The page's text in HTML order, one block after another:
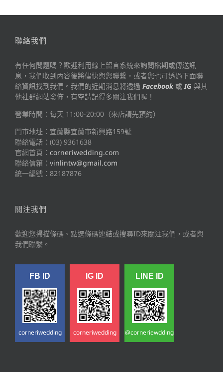
聯絡我們
有任何問題嗎？歡迎利用線上留言系統來詢問檔期或傳送訊
息，我們收到內容後將儘快與您聯繫，或者您也可透過下面聯
絡資訊找到我們。我們的近期消息將透過 Facebook或IG 與其
他社群網站發佈，有空請記得多關注我們喔！
營業時間：每天 11:00-20:00（來店請先預約）
門市地址：宜蘭縣宜蘭市新興路159號
聯絡電話：(03) 9361638
官網首頁： corneriwedding.com
聯絡信箱： vinlintw@gmail.com
統一編號：82187876
關注我們
歡迎您掃描條碼、點選條碼連結或搜尋ID來關注我們，或者與
我們聯繫。
FB ID
corneriwedding
IG ID
corneriwedding
LINE ID
@corneriewdding